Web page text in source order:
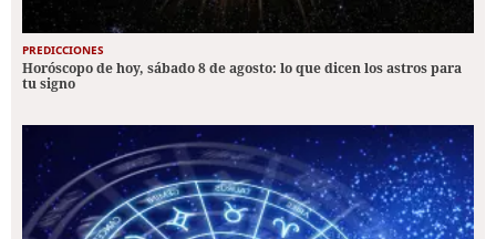
PREDICCIONES
Horóscopo de hoy, sábado 8 de agosto: lo que dicen los astros para
tu signo